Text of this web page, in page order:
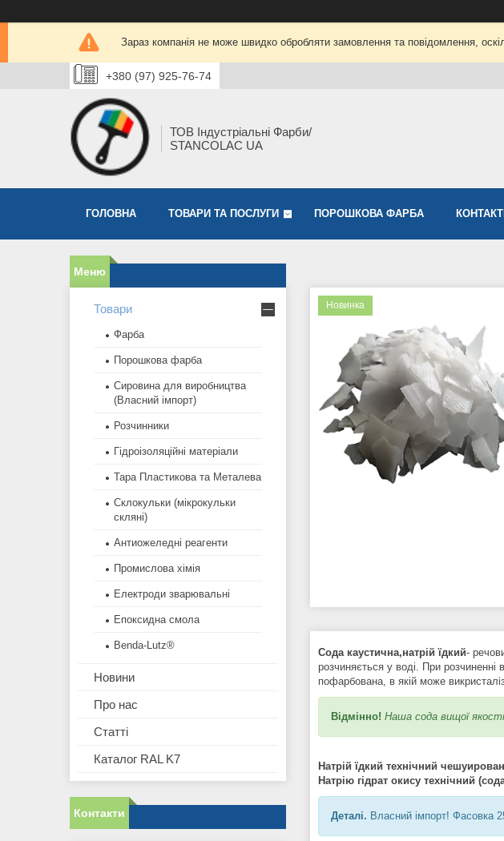
Зараз компанія не може швидко обробляти замовлення та повідомлення,
+380 (97) 925-76-74
ТОВ Індустріальні Фарби/
STANCOLAC UA
ГОЛОВНА ТОВАРИ ТА ПОСЛУГИ ПОРОШКОВА ФАРБА
Новинка
Сода каустична,натрій їдкий-
розчиняється у воді. При розчиненні
пофарбована, в якій може
Відмінно! Наша сода вищої
Натрій їдкий технічний
Натрію гідрат окису технічний
Деталі. Власний імпорт! Фасовка
Товари
Фарба
Порошкова фарба
Сировина для виробництва
(Власний імпорт)
Розчинники
Гідроізоляційні матеріали
Тара Пластикова та Металева
Склокульки (мікрокульки
скляні)
Антиожеледні реагенти
Промислова хімія
Електроди зварювальні
Епоксидна смола
Benda-Lutz®
Новини
Про нас
Статті
Каталог RAL K7
Контакти